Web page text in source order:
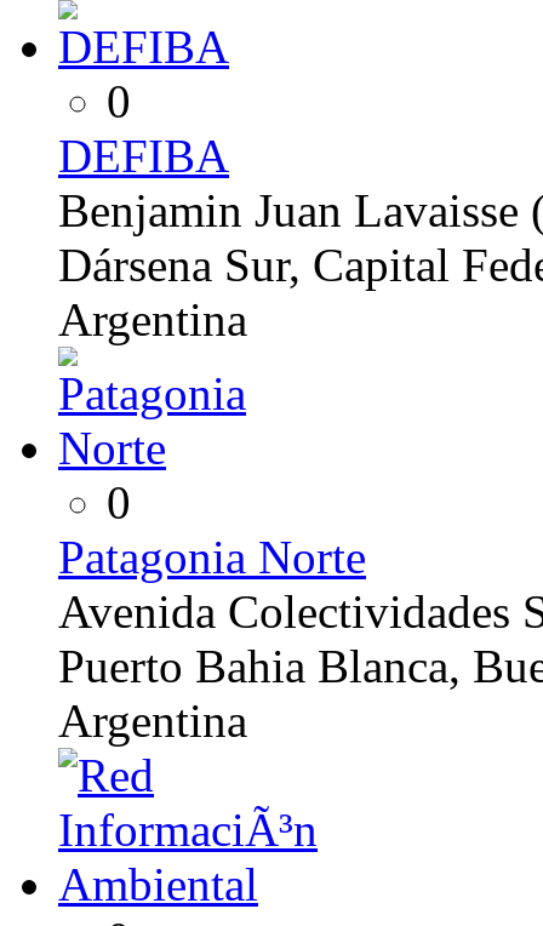
0
DEFIBA
Benjamin Juan
Dársena Sur, Capital
Argentina
0
Patagonia Norte
Avenida Colectividades
Puerto Bahia Blanca,
Argentina